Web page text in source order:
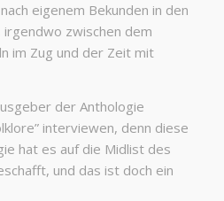
eigenem Bekunden in den
zwischen dem
im Zug und der Zeit mit
der Anthologie
interviewen, denn diese
hat es auf die Midlist des
und das ist doch ein